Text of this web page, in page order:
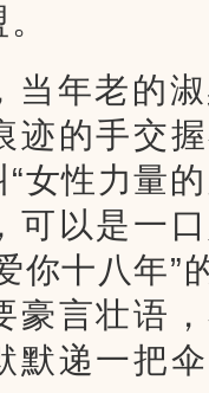
当年老的
迹的手交
女性力量
可以是一
你十八年”
豪言壮语
默递一把